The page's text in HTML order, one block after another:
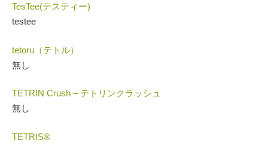
TesTee(テスティー)
testee
tetoru（テトル）
無し
TETRIN Crush – テトリンクラッシュ
無し
TETRIS®